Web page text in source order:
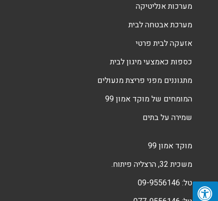
מערכות אנליטיקה
מערכת אבטחה לבית
אזעקה לבית פרטי
כספות כאמצעי מיגון לבית
מתגוננים מפני פריצת מנעולים
המומחים של מוקד אמון 99
שמירה על בתים
מוקד אמון 99
משכית 32, הרצליה פיתוח.
טל: 09-9556146